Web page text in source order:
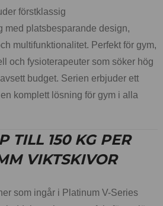
förstklassig
med platsbesparande design,
multifunktionalitet. Perfekt för gym,
och fysioterapeuter som söker hög
budget. Serien erbjuder ett
komplett lösning för gym i alla
TILL 150 KG PER
VIKTSKIVOR
som ingår i Platinum V-Series